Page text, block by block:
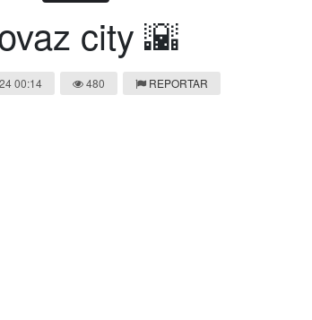
city 🌇
00:14 480 REPORTAR